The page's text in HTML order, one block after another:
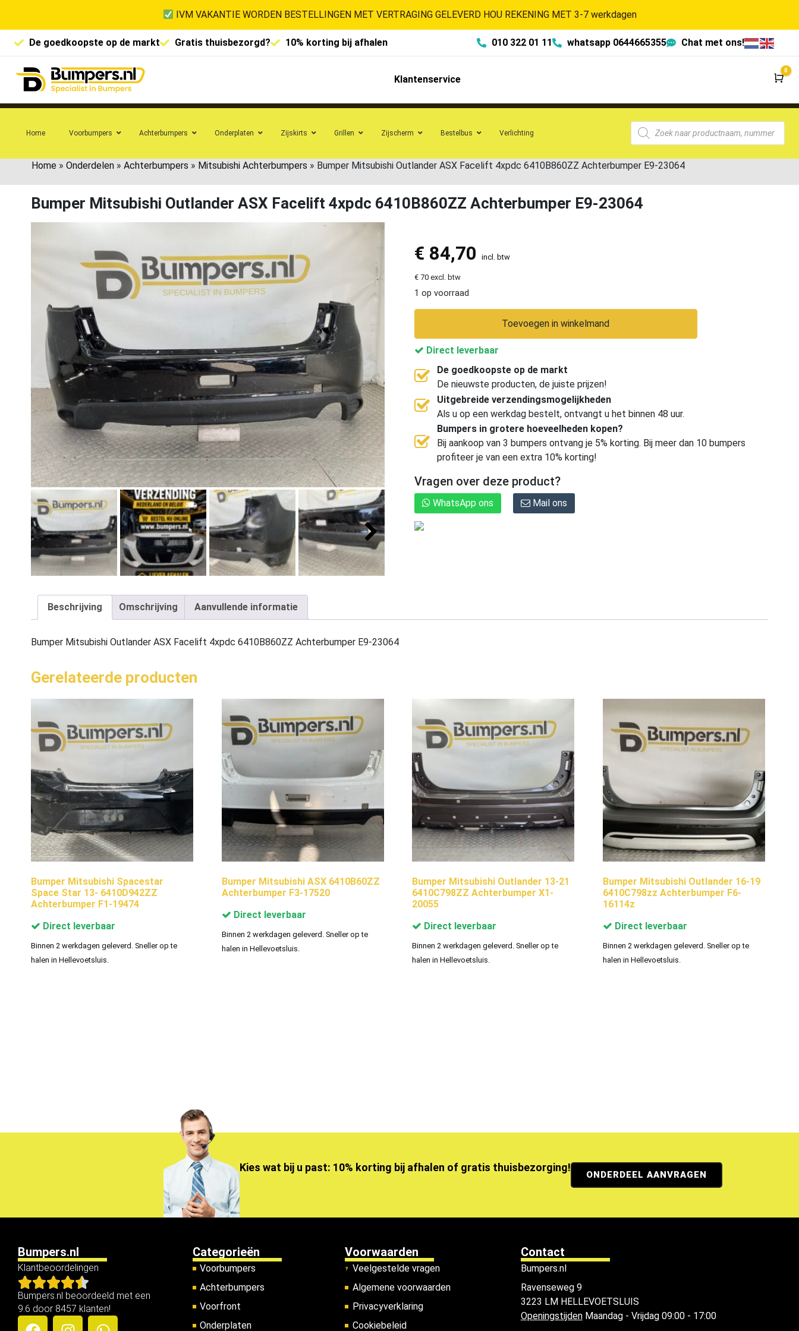
IVM VAKANTIE WORDEN BESTELLINGEN MET VERTRAGING GELEVERD HOU REKENING MET 3-7 werkdagen
De goedkoopste op de markt Gratis thuisbezorgd? 10% korting bij afhalen 010 322 01 11 whatsapp 0644665355 Chat met ons!
Klantenservice
0
Home Voorbumpers Achterbumpers Onderplaten Zijskirts Grillen Zijscherm Bestelbus Verlichting
Home » Onderdelen » Achterbumpers » Mitsubishi Achterbumpers » Bumper Mitsubishi Outlander ASX Facelift 4xpdc 6410B860ZZ Achterbumper E9-23064
Bumper Mitsubishi Outlander ASX Facelift 4xpdc 6410B860ZZ Achterbumper E9-23064
€ 84,70 incl. btw
€ 70 excl. btw
1 op voorraad
Toevoegen in winkelmand
Direct leverbaar
De goedkoopste op de markt
De nieuwste producten, de juiste prijzen!
Uitgebreide verzendingsmogelijkheden
Als u op een werkdag bestelt, ontvangt u het binnen 48 uur.
Bumpers in grotere hoeveelheden kopen?
Bij aankoop van 3 bumpers ontvang je 5% korting. Bij meer dan 10 bumpers
profiteer je van een extra 10% korting!
Vragen over deze product?
WhatsApp ons Mail ons
Beschrijving Omschrijving Aanvullende informatie
Bumper Mitsubishi Outlander ASX Facelift 4xpdc 6410B860ZZ Achterbumper E9-23064
Gerelateerde producten
Bumper Mitsubishi Spacestar
Space Star 13- 6410D942ZZ
Achterbumper F1-19474
Direct leverbaar
Binnen 2 werkdagen geleverd. Sneller op te
halen in Hellevoetsluis.
Bumper Mitsubishi ASX 6410B60ZZ
Achterbumper F3-17520
Direct leverbaar
Binnen 2 werkdagen geleverd. Sneller op te
halen in Hellevoetsluis.
Bumper Mitsubishi Outlander 13-21
6410C798ZZ Achterbumper X1-
20055
Direct leverbaar
Binnen 2 werkdagen geleverd. Sneller op te
halen in Hellevoetsluis.
Bumper Mitsubishi Outlander 16-19
6410C798zz Achterbumper F6-
16114z
Direct leverbaar
Binnen 2 werkdagen geleverd. Sneller op te
halen in Hellevoetsluis.
Kies wat bij u past: 10% korting bij afhalen of gratis thuisbezorging!
ONDERDEEL AANVRAGEN
Bumpers.nl
Klantbeoordelingen
Bumpers.nl beoordeeld met een
9.6 door 8457 klanten!
Categorieën
Voorbumpers
Achterbumpers
Voorfront
Onderplaten
Voorwaarden
Veelgestelde vragen
Algemene voorwaarden
Privacyverklaring
Cookiebeleid
Contact
Bumpers.nl
Ravenseweg 9
3223 LM HELLEVOETSLUIS
OpeningstijdenMaandag - Vrijdag 09:00 - 17:00